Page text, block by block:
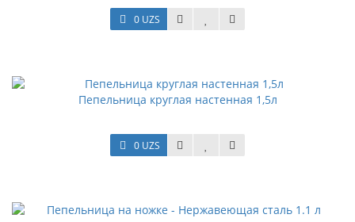
0 UZS
Пепельница круглая настенная 1,5л
0 UZS